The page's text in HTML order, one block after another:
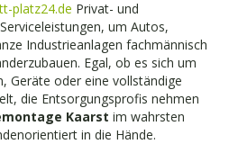
platz24.de Privat- und
um Autos,
Industrieanlagen fachmännisch
Egal, ob es sich um
Geräte oder eine vollständige
die Entsorgungsprofis nehmen
Kaarst im wahrsten
in die Hände.